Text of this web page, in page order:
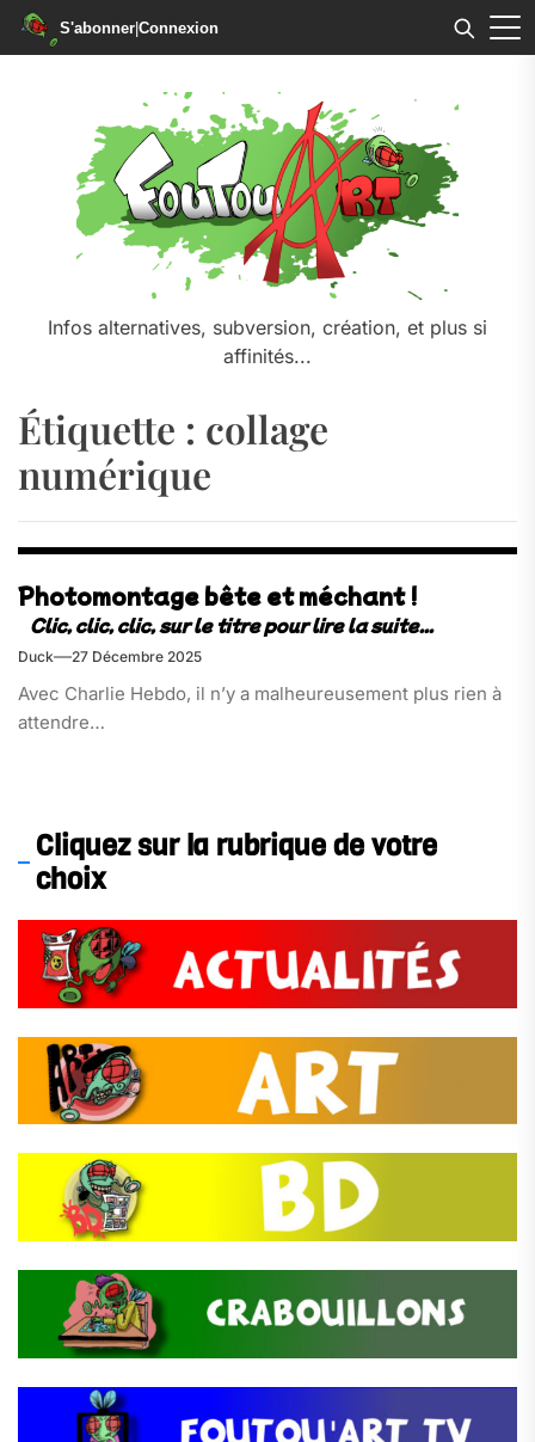
S'abonner|Connexion
Infos alternatives, subversion, création, et plus si
affinités...
Étiquette : collage
numérique
Photomontage bête et méchant !
Duck 27 Décembre 2025
Avec Charlie Hebdo, il n’y a malheureusement plus rien à
attendre…
Cliquez sur la rubrique de votre
choix